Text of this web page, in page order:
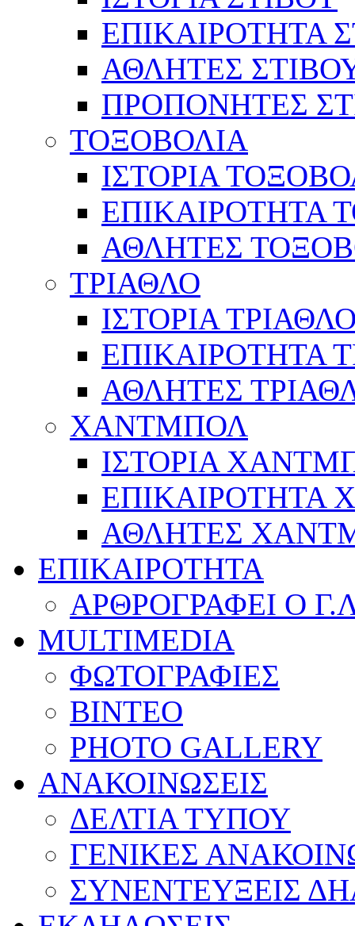
ΕΠΙΚΑΙΡΟΤΗΤΑ
ΑΘΛΗΤΕΣ
ΠΡΟΠΟΝΗΤΕΣ
ΤΟΞΟΒΟΛΙΑ
ΙΣΤΟΡΙΑ
ΕΠΙΚΑΙΡΟΤΗΤΑ
ΑΘΛΗΤΕΣ
ΤΡΙΑΘΛΟ
ΙΣΤΟΡΙΑ
ΕΠΙΚΑΙΡΟΤΗΤΑ
ΑΘΛΗΤΕΣ
ΧΑΝΤΜΠΟΛ
ΙΣΤΟΡΙΑ
ΕΠΙΚΑΙΡΟΤΗΤΑ
ΑΘΛΗΤΕΣ
ΕΠΙΚΑΙΡΟΤΗΤΑ
ΑΡΘΡΟΓΡΑΦΕΙ Ο
MULTIMEDIA
ΦΩΤΟΓΡΑΦΙΕΣ
ΒΙΝΤΕΟ
PHOTO GALLERY
ΑΝΑΚΟΙΝΩΣΕΙΣ
ΔΕΛΤΙΑ ΤΥΠΟΥ
ΓΕΝΙΚΕΣ
ΣΥΝΕΝΤΕΥΞΕΙΣ